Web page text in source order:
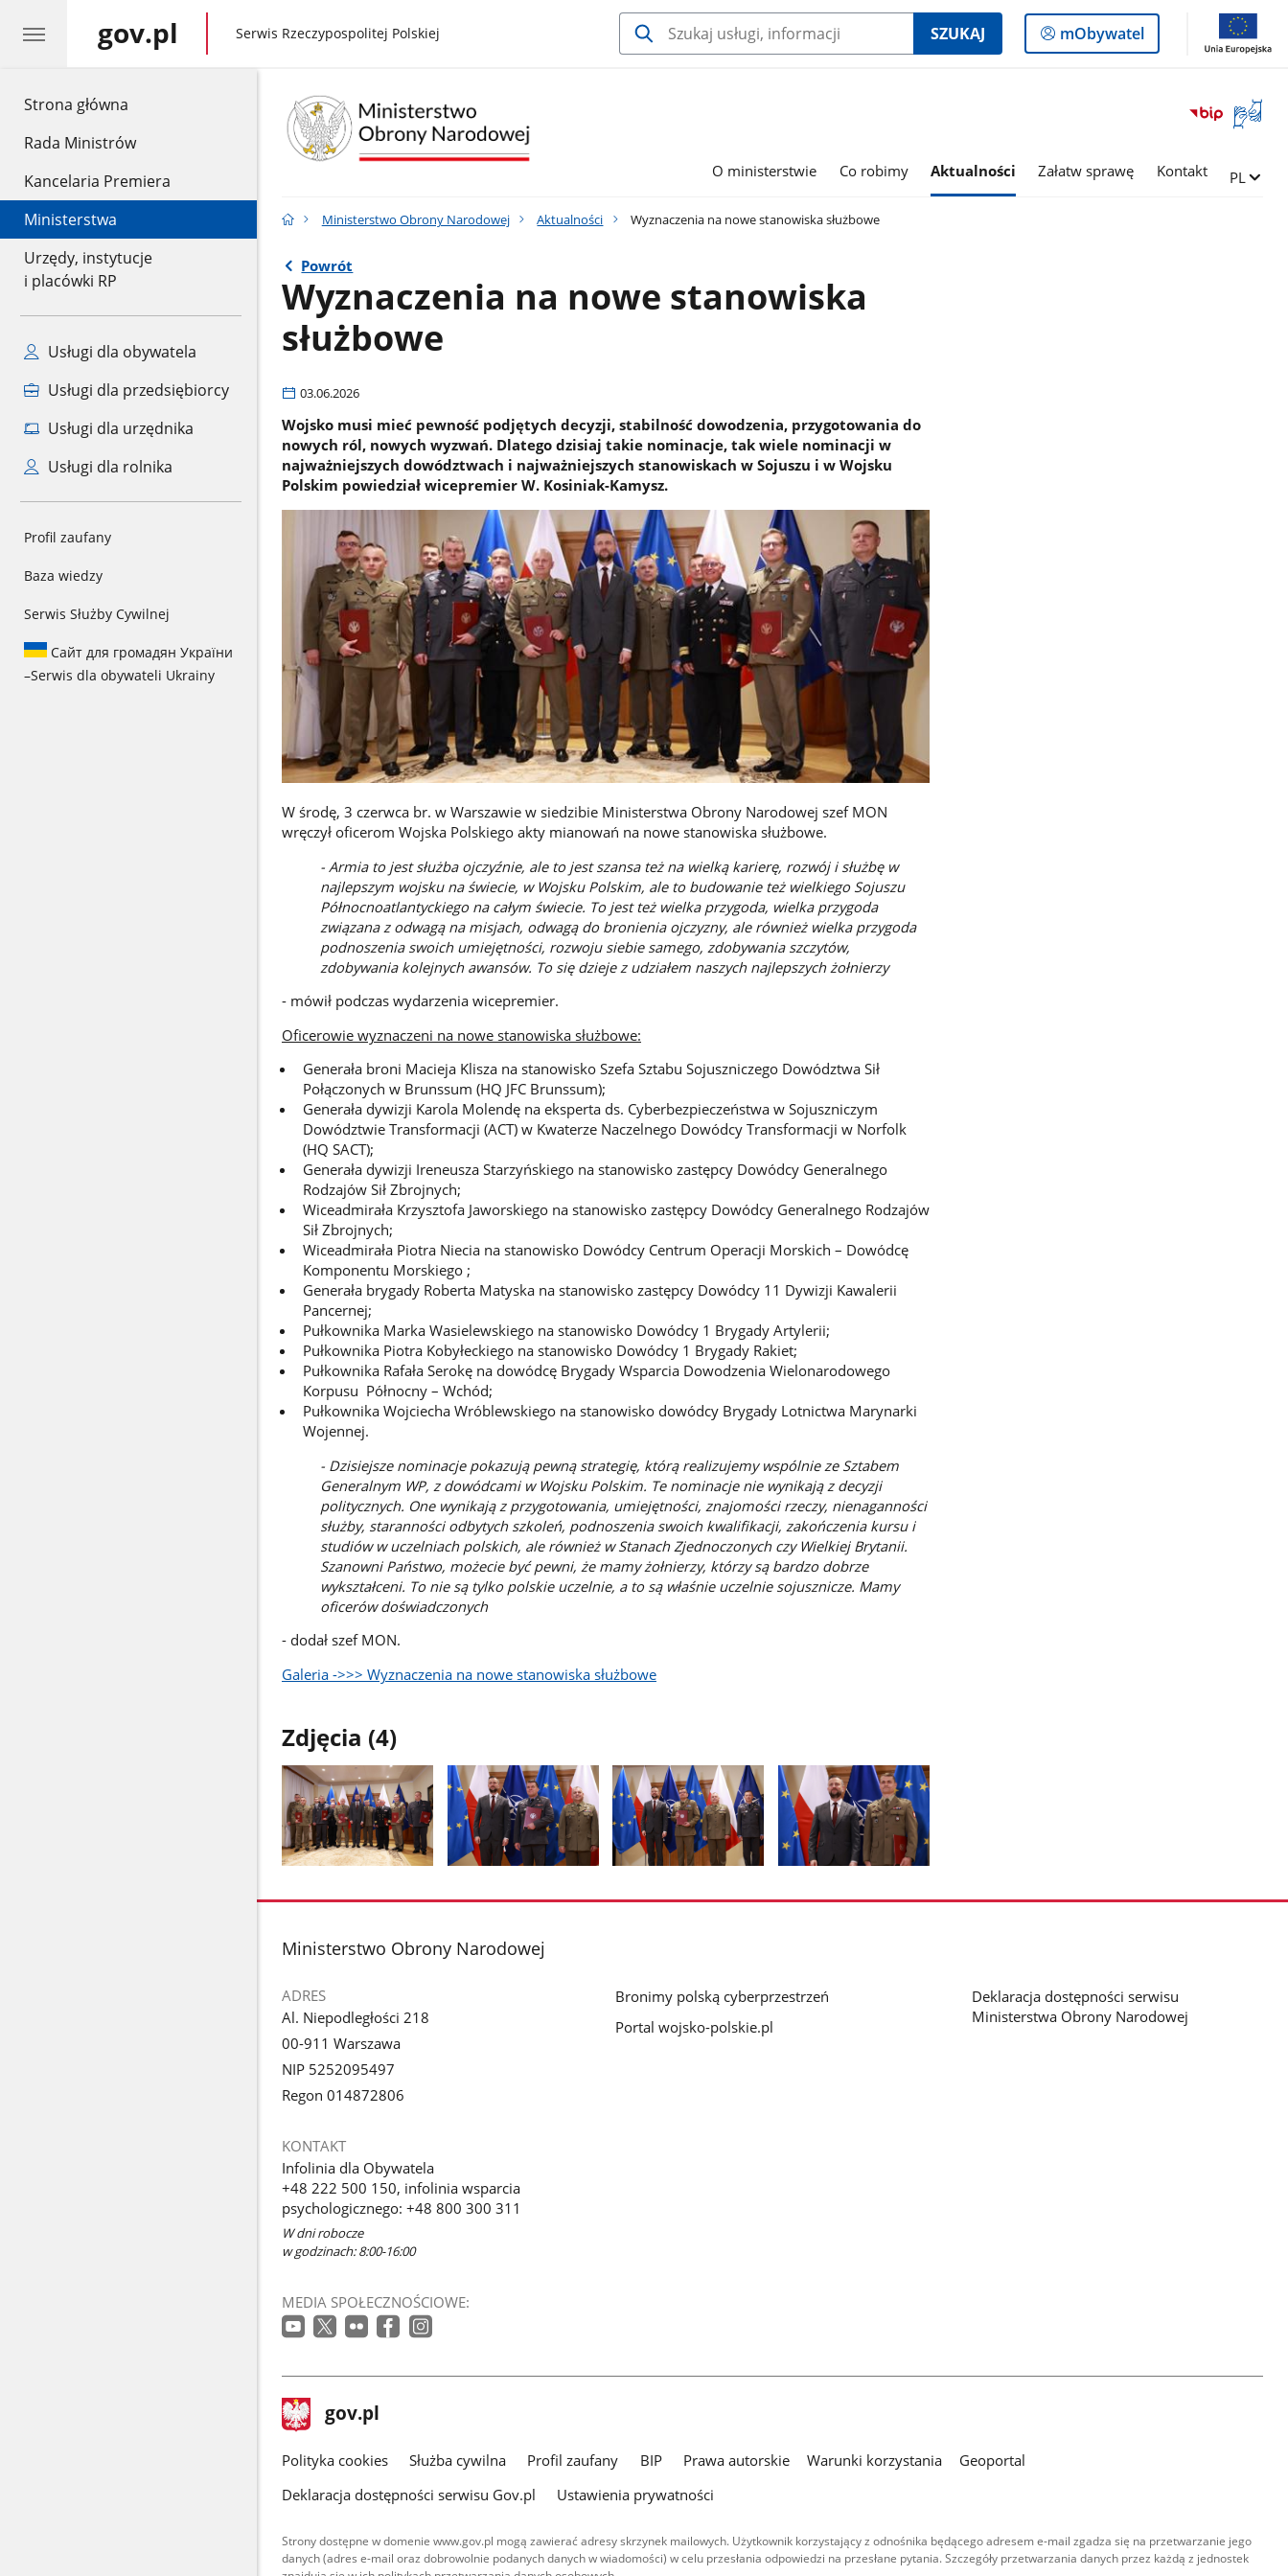
Strona główna
Rada Ministrów
Kancelaria Premiera
Ministerstwa
Urzędy, instytucje
i placówki RP
Usługi dla obywatela
Usługi dla przedsiębiorcy
Usługi dla urzędnika
Usługi dla rolnika
Profil zaufany
Baza wiedzy
Serwis Służby Cywilnej
Сайт для громадян України
–Serwis dla obywateli Ukrainy
gov.pl gov.pl
Serwis Rzeczypospolitej Polskiej SZUKAJ
Logowanie
do
mObywatel
Otwórz
okno
języka
O ministerstwie Co robimy Aktualności Załatw sprawę Kontakt Zmień
PL
Ministerstwo Obrony Narodowej Aktualności Wyznaczenia na nowe stanowiska służbowe
Powrót
Wyznaczenia na nowe stanowiska
służbowe
03.06.2026
Wojsko musi mieć pewność podjętych decyzji, stabilność dowodzenia, przygotowania do
nowych ról, nowych wyzwań. Dlatego dzisiaj takie nominacje, tak wiele nominacji w
najważniejszych dowództwach i najważniejszych stanowiskach w Sojuszu i w Wojsku
Polskim powiedział wicepremier W. Kosiniak-Kamysz.
W środę, 3 czerwca br. w Warszawie w siedzibie Ministerstwa Obrony Narodowej szef MON
wręczył oficerom Wojska Polskiego akty mianowań na nowe stanowiska służbowe.
- Armia to jest służba ojczyźnie, ale to jest szansa też na wielką karierę, rozwój i służbę w
najlepszym wojsku na świecie, w Wojsku Polskim, ale to budowanie też wielkiego Sojuszu
Północnoatlantyckiego na całym świecie. To jest też wielka przygoda, wielka przygoda
związana z odwagą na misjach, odwagą do bronienia ojczyzny, ale również wielka przygoda
podnoszenia swoich umiejętności, rozwoju siebie samego, zdobywania szczytów,
zdobywania kolejnych awansów. To się dzieje z udziałem naszych najlepszych żołnierzy
- mówił podczas wydarzenia wicepremier.
Oficerowie wyznaczeni na nowe stanowiska służbowe:
Generała broni Macieja Klisza na stanowisko Szefa Sztabu Sojuszniczego Dowództwa Sił
Połączonych w Brunssum (HQ JFC Brunssum);
Generała dywizji Karola Molendę na eksperta ds. Cyberbezpieczeństwa w Sojuszniczym
Dowództwie Transformacji (ACT) w Kwaterze Naczelnego Dowódcy Transformacji w Norfolk
(HQ SACT);
Generała dywizji Ireneusza Starzyńskiego na stanowisko zastępcy Dowódcy Generalnego
Rodzajów Sił Zbrojnych;
Wiceadmirała Krzysztofa Jaworskiego na stanowisko zastępcy Dowódcy Generalnego Rodzajów
Sił Zbrojnych;
Wiceadmirała Piotra Niecia na stanowisko Dowódcy Centrum Operacji Morskich – Dowódcę
Komponentu Morskiego ;
Generała brygady Roberta Matyska na stanowisko zastępcy Dowódcy 11 Dywizji Kawalerii
Pancernej;
Pułkownika Marka Wasielewskiego na stanowisko Dowódcy 1 Brygady Artylerii;
Pułkownika Piotra Kobyłeckiego na stanowisko Dowódcy 1 Brygady Rakiet;
Pułkownika Rafała Serokę na dowódcę Brygady Wsparcia Dowodzenia Wielonarodowego
Korpusu Północny – Wchód;
Pułkownika Wojciecha Wróblewskiego na stanowisko dowódcy Brygady Lotnictwa Marynarki
Wojennej.
- Dzisiejsze nominacje pokazują pewną strategię, którą realizujemy wspólnie ze Sztabem
Generalnym WP, z dowódcami w Wojsku Polskim. Te nominacje nie wynikają z decyzji
politycznych. One wynikają z przygotowania, umiejętności, znajomości rzeczy, nienaganności
służby, staranności odbytych szkoleń, podnoszenia swoich kwalifikacji, zakończenia kursu i
studiów w uczelniach polskich, ale również w Stanach Zjednoczonych czy Wielkiej Brytanii.
Szanowni Państwo, możecie być pewni, że mamy żołnierzy, którzy są bardzo dobrze
wykształceni. To nie są tylko polskie uczelnie, a to są właśnie uczelnie sojusznicze. Mamy
oficerów doświadczonych
- dodał szef MON.
Galeria ->>> Wyznaczenia na nowe stanowiska służbowe
Zdjęcia (4)
galerii.
galerii.
stopka
Ministerstwo Obrony Narodowej
ADRES
Al. Niepodległości 218
00-911 Warszawa
NIP 5252095497
Regon 014872806
KONTAKT
Infolinia dla Obywatela
+48 222 500 150, infolinia wsparcia
psychologicznego: +48 800 300 311
W dni robocze
w godzinach: 8:00-16:00
MEDIA SPOŁECZNOŚCIOWE:
Bronimy polską cyberprzestrzeń
Portal wojsko-polskie.pl
Deklaracja dostępności serwisu
Ministerstwa Obrony Narodowej
stopka
gov.pl Strona
gov.pl
gov.pl
Polityka cookies Służba cywilna Profil zaufany BIP Prawa autorskie Warunki korzystania
Geoportal
Deklaracja dostępności serwisu Gov.pl
Ustawienia prywatności
Strony dostępne w domenie www.gov.pl mogą zawierać adresy skrzynek mailowych. Użytkownik korzystający z odnośnika będącego adresem e-mail zgadza się na przetwarzanie jego
danych (adres e-mail oraz dobrowolnie podanych danych w wiadomości) w celu przesłania odpowiedzi na przesłane pytania. Szczegóły przetwarzania danych przez każdą z jednostek